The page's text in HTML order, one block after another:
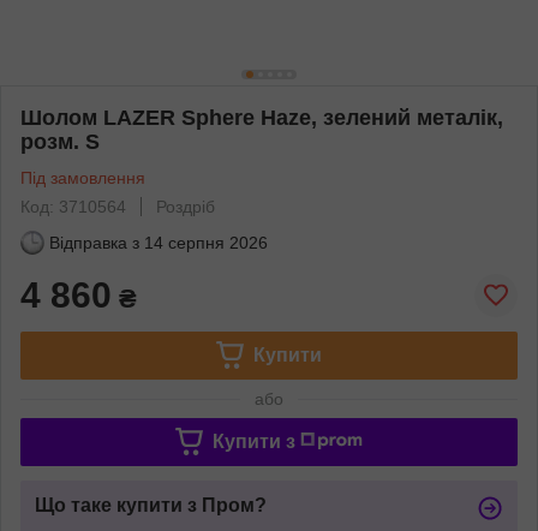
Шолом LAZER Sphere Haze, зелений металік,
розм. S
Під замовлення
Код: 3710564
Роздріб
Відправка з 14 серпня 2026
4 860 ₴
Купити
або
Купити з
Що таке купити з Пром?